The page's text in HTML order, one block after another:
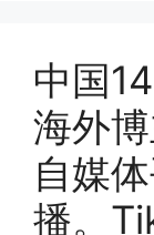
中国
海外
自媒
播。